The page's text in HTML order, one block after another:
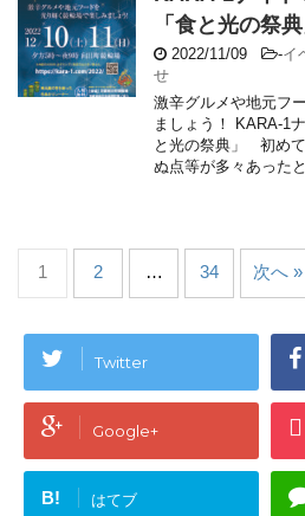
「食と光の祭
2022/11/09 -イ
せ
激辛グルメや地元フ
ましょう！ KARA-1
と光の祭典」 初め
ぬ点等が多々あった
1 2 … 34 次へ »
Twitter
Google+
B! はてブ